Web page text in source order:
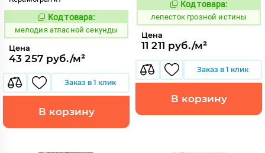
968087
Код товара:
мелодия атласной секунды
Цена
43 257 руб./м²
Заказ в 1 клик
В корзину
862161
Код товара:
лепесток грозной истины
Цена
11 211 руб./м²
Заказ в 1 клик
В корзину